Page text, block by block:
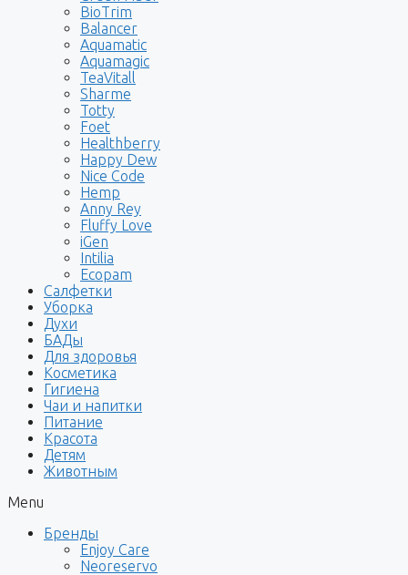
BioTrim
Balancer
Aquamatic
Aquamagic
TeaVitall
Sharme
Totty
Foet
Healthberry
Happy Dew
Nice Code
Hemp
Anny Rey
Fluffy Love
iGen
Intilia
Ecopam
Салфетки
Уборка
Духи
БАДы
Для здоровья
Косметика
Гигиена
Чаи и напитки
Питание
Красота
Детям
Животным
Menu
Бренды
Enjoy Care
Neoreservo